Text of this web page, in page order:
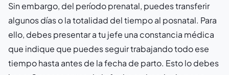
Sin embargo, del período prenatal, puedes transferir
algunos días o la totalidad del tiempo al posnatal. Para
ello, debes presentar a tu jefe una constancia médica
que indique que puedes seguir trabajando todo ese
tiempo hasta antes de la fecha de parto. Esto lo debes